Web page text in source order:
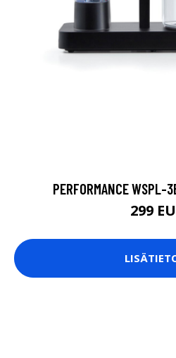
PERFORMANCE WSPL-
299